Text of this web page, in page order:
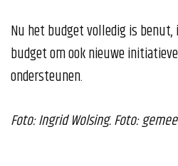
Nu het budget volledig is
budget om ook nieuwe
ondersteunen.
Foto: Ingrid Wolsing. Foto: